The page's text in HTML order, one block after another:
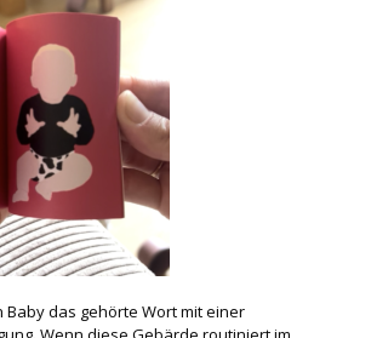
Baby das gehörte Wort mit einer